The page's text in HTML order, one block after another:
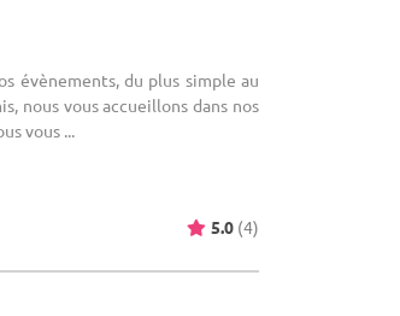
évènements, du plus simple au
nous vous accueillons dans nos
vous ...
5.0 (4)